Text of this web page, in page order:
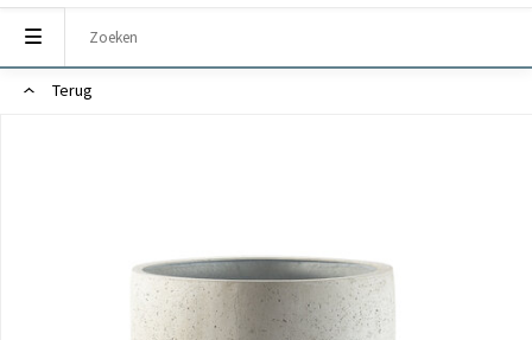
Terug